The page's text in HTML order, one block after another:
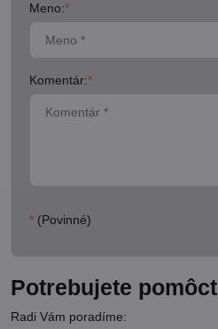
Meno:*
Komentár:*
* (Povinné)
Potrebujete
Radi Vám poradíme: